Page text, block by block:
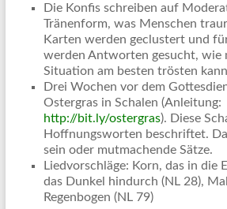
Die Konfis schreiben auf
Tränenform, was Menschen
Karten werden geclustert und
werden Antworten gesucht, wie
Situation am besten trösten
Drei Wochen vor dem
Ostergras in Schalen (Anleitung:
http://bit.ly/ostergras). Diese
Hoffnungsworten beschriftet.
sein oder mutmachende Sätze.
Liedvorschläge: Korn, das in die
das Dunkel hindurch (NL 28),
Regenbogen (NL 79)